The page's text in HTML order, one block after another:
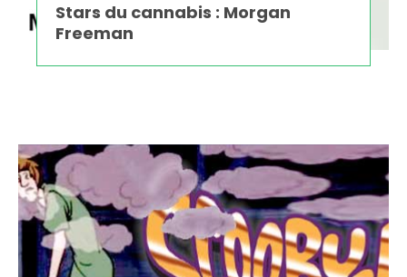
Stars du cannabis : Morgan
Freeman